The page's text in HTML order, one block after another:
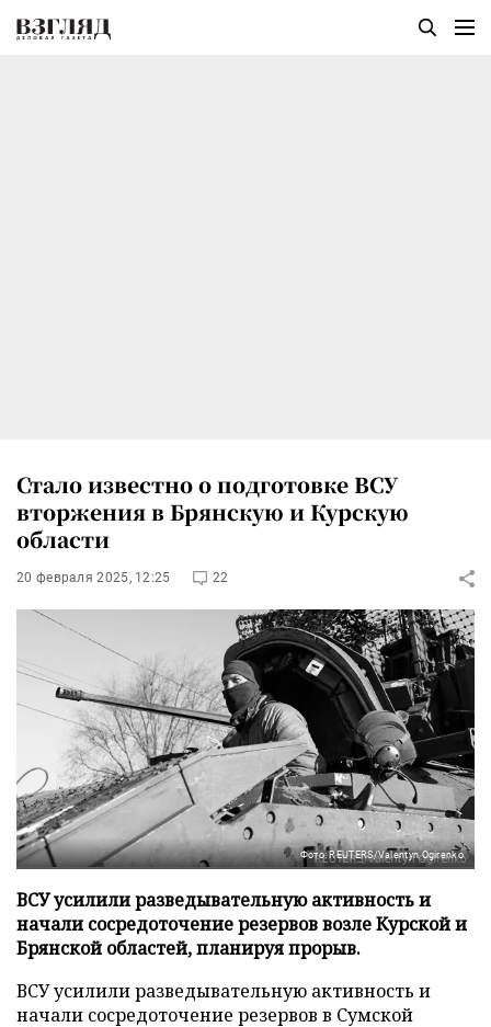
Стало известно о подготовке ВСУ
вторжения в Брянскую и Курскую
области
20 февраля 2025, 12:25 22
Фото: REUTERS/Valentyn Ogirenko
ВСУ усилили разведывательную активность и
начали сосредоточение резервов возле Курской и
Брянской областей, планируя прорыв.
ВСУ усилили разведывательную активность и
начали сосредоточение резервов в Сумской